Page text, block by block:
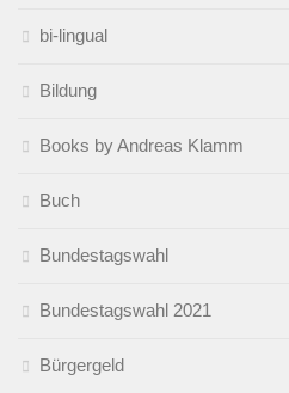
bi-lingual
Bildung
Books by Andreas Klamm
Buch
Bundestagswahl
Bundestagswahl 2021
Bürgergeld